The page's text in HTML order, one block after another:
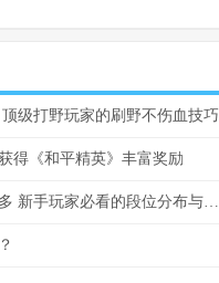
级打野玩家的刷野不伤血技巧
得《和平精英》丰富奖励
王者荣耀什么段位人多 新手玩家必看的段位分布与爬坑指南